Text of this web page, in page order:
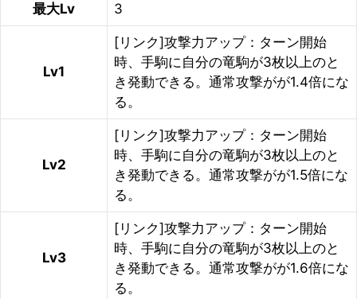
最大Lv 3
Lv1
[リンク]攻撃力アップ：ターン開始
時、手駒に自分の竜駒が3枚以上のと
き発動できる。通常攻撃がが1.4倍にな
る。
Lv2
[リンク]攻撃力アップ：ターン開始
時、手駒に自分の竜駒が3枚以上のと
き発動できる。通常攻撃がが1.5倍にな
る。
Lv3
[リンク]攻撃力アップ：ターン開始
時、手駒に自分の竜駒が3枚以上のと
き発動できる。通常攻撃がが1.6倍にな
る。